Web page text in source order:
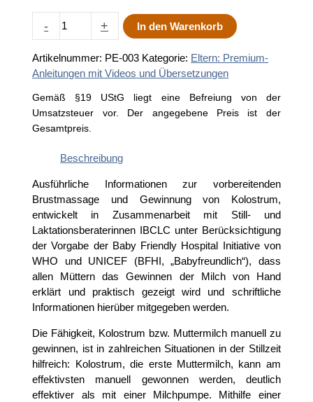
-
und
(Premium-
Anleitung)
Menge
+ In den Warenkorb
Artikelnummer: PE-003 Kategorie: Eltern: Premium-
Anleitungen mit Videos und Übersetzungen
Gemäß §19 UStG liegt eine Befreiung von der
Umsatzsteuer vor. Der angegebene Preis ist der
Gesamtpreis.
Beschreibung
Ausführliche Informationen zur vorbereitenden
Brustmassage und Gewinnung von Kolostrum,
entwickelt in Zusammenarbeit mit Still- und
Laktationsberaterinnen IBCLC unter Berücksichtigung
der Vorgabe der Baby Friendly Hospital Initiative von
WHO und UNICEF (BFHI, „Babyfreundlich“), dass
allen Müttern das Gewinnen der Milch von Hand
erklärt und praktisch gezeigt wird und schriftliche
Informationen hierüber mitgegeben werden.
Die Fähigkeit, Kolostrum bzw. Muttermilch manuell zu
gewinnen, ist in zahlreichen Situationen in der Stillzeit
hilfreich: Kolostrum, die erste Muttermilch, kann am
effektivsten manuell gewonnen werden, deutlich
effektiver als mit einer Milchpumpe. Mithilfe einer